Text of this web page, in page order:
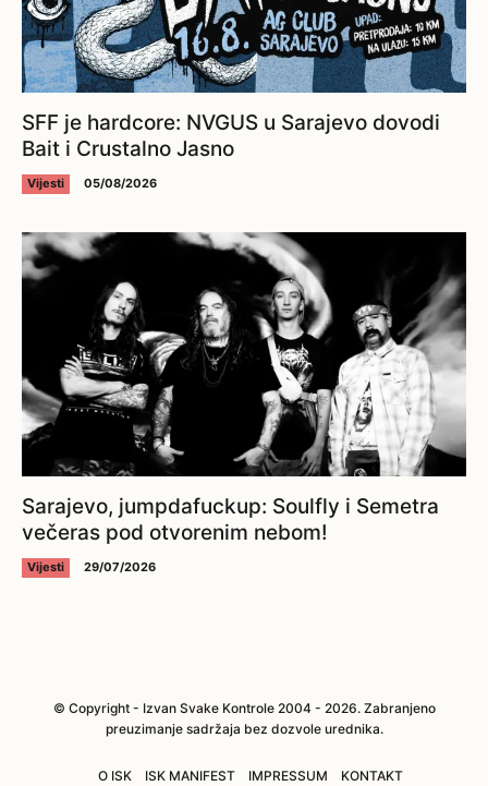
SFF je hardcore: NVGUS u Sarajevo dovodi
Bait i Crustalno Jasno
Vijesti 05/08/2026
Sarajevo, jumpdafuckup: Soulfly i Semetra
večeras pod otvorenim nebom!
Vijesti 29/07/2026
© Copyright - Izvan Svake Kontrole 2004 - 2026. Zabranjeno
preuzimanje sadržaja bez dozvole urednika.
O ISK ISK MANIFEST IMPRESSUM KONTAKT